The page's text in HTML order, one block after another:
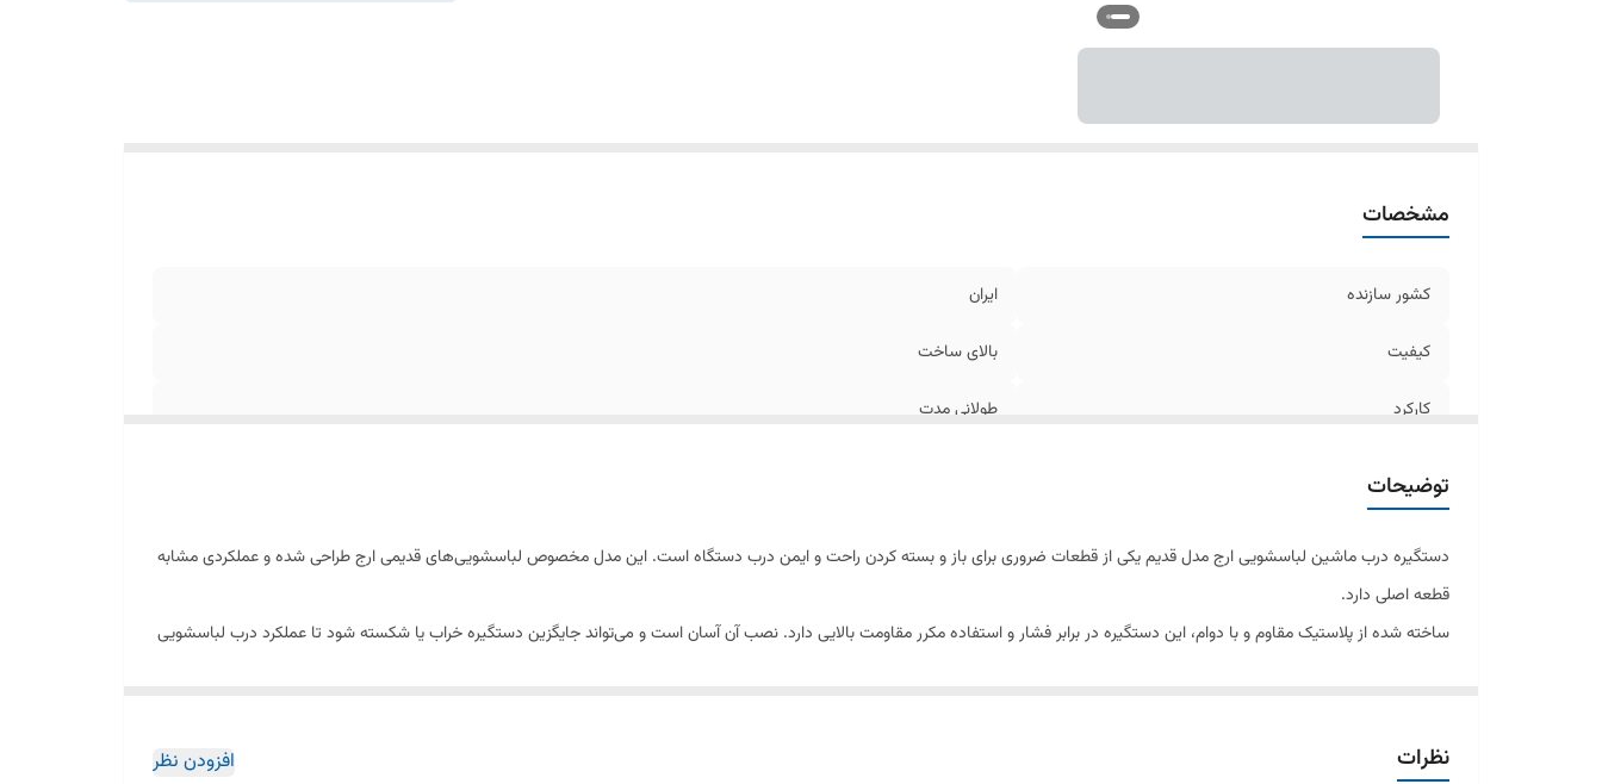
مشخصات
کشور سازنده ایران
کیفیت بالای ساخت
کارکرد طولانی مدت
توضیحات
دستگیره درب ماشین لباسشویی ارج مدل قدیم یکی از قطعات ضروری برای باز و بسته کردن راحت و ایمن درب دستگاه است. این مدل مخصوص لباسشویی‌های قدیمی ارج طراحی شده و عملکردی مشابه
قطعه اصلی دارد.
ساخته شده از پلاستیک مقاوم و با دوام، این دستگیره در برابر فشار و استفاده مکرر مقاومت بالایی دارد. نصب آن آسان است و می‌تواند جایگزین دستگیره خراب یا شکسته شود تا عملکرد درب لباسشویی
🔹 ویژگی‌ها:
نظرات افزودن نظر